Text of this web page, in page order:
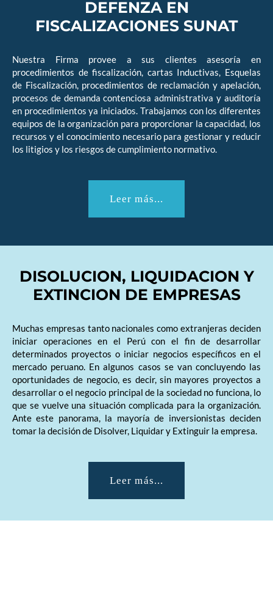
DEFENZA EN
FISCALIZACIONES SUNAT
Nuestra Firma provee a sus clientes asesoría en
procedimientos de fiscalización, cartas Inductivas, Esquelas
de Fiscalización, procedimientos de reclamación y apelación,
procesos de demanda contenciosa administrativa y auditoría
en procedimientos ya iniciados. Trabajamos con los diferentes
equipos de la organización para proporcionar la capacidad, los
recursos y el conocimiento necesario para gestionar y reducir
los litigios y los riesgos de cumplimiento normativo.
Leer más...
DISOLUCION, LIQUIDACION Y
EXTINCION DE EMPRESAS
Muchas empresas tanto nacionales como extranjeras deciden
iniciar operaciones en el Perú con el fin de desarrollar
determinados proyectos o iniciar negocios específicos en el
mercado peruano. En algunos casos se van concluyendo las
oportunidades de negocio, es decir, sin mayores proyectos a
desarrollar o el negocio principal de la sociedad no funciona, lo
que se vuelve una situación complicada para la organización.
Ante este panorama, la mayoría de inversionistas deciden
tomar la decisión de Disolver, Liquidar y Extinguir la empresa.
Leer más...